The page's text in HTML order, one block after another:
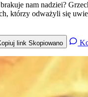
nam nadziei?
którzy odważyli się
link Skopiowano